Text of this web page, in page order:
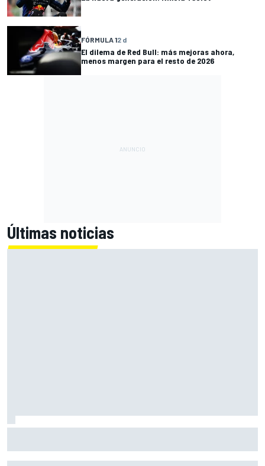
FÓRMULA 12 d
El dilema de Red Bull: más mejoras ahora,
menos margen para el resto de 2026
Últimas noticias